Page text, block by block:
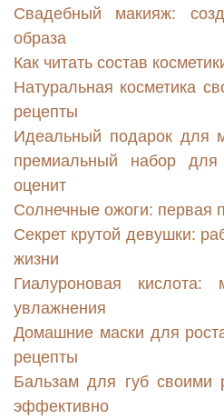
Свадебный макияж:
образа
Как читать состав
Натуральная косметика
рецепты
Идеальный подарок для
премиальный набор
оценит
Солнечные ожоги: первая
Секрет крутой девушки:
жизни
Гиалуроновая
увлажнения
Домашние маски для
рецепты
Бальзам для губ своими
эффективно